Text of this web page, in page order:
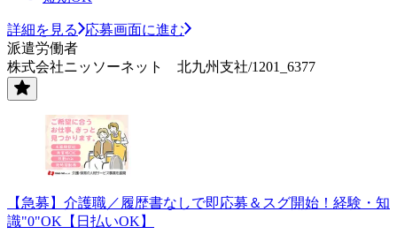
詳細を見る
応募画面に進む
派遣労働者
株式会社ニッソーネット 北九州支社/1201_6377
【急募】介護職／履歴書なしで即応募＆スグ開始！経験・知
識"0"OK【日払いOK】